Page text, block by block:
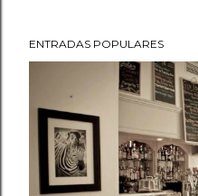
i
u
ENTRADAS POPULARES